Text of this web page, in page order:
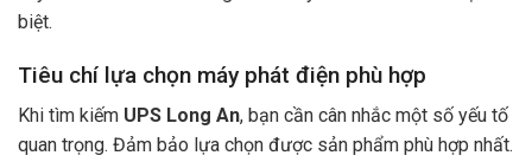
biệt.
Tiêu chí lựa chọn máy phát điện phù hợp
Khi tìm kiếm UPS Long An, bạn cần cân nhắc một số yếu tố
quan trọng. Đảm bảo lựa chọn được sản phẩm phù hợp nhất.